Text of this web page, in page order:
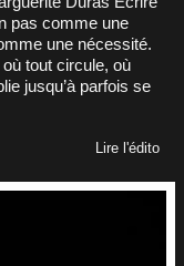
pas comme une
une nécessité.
tout circule, où
jusqu’à parfois se
Lire l'édito